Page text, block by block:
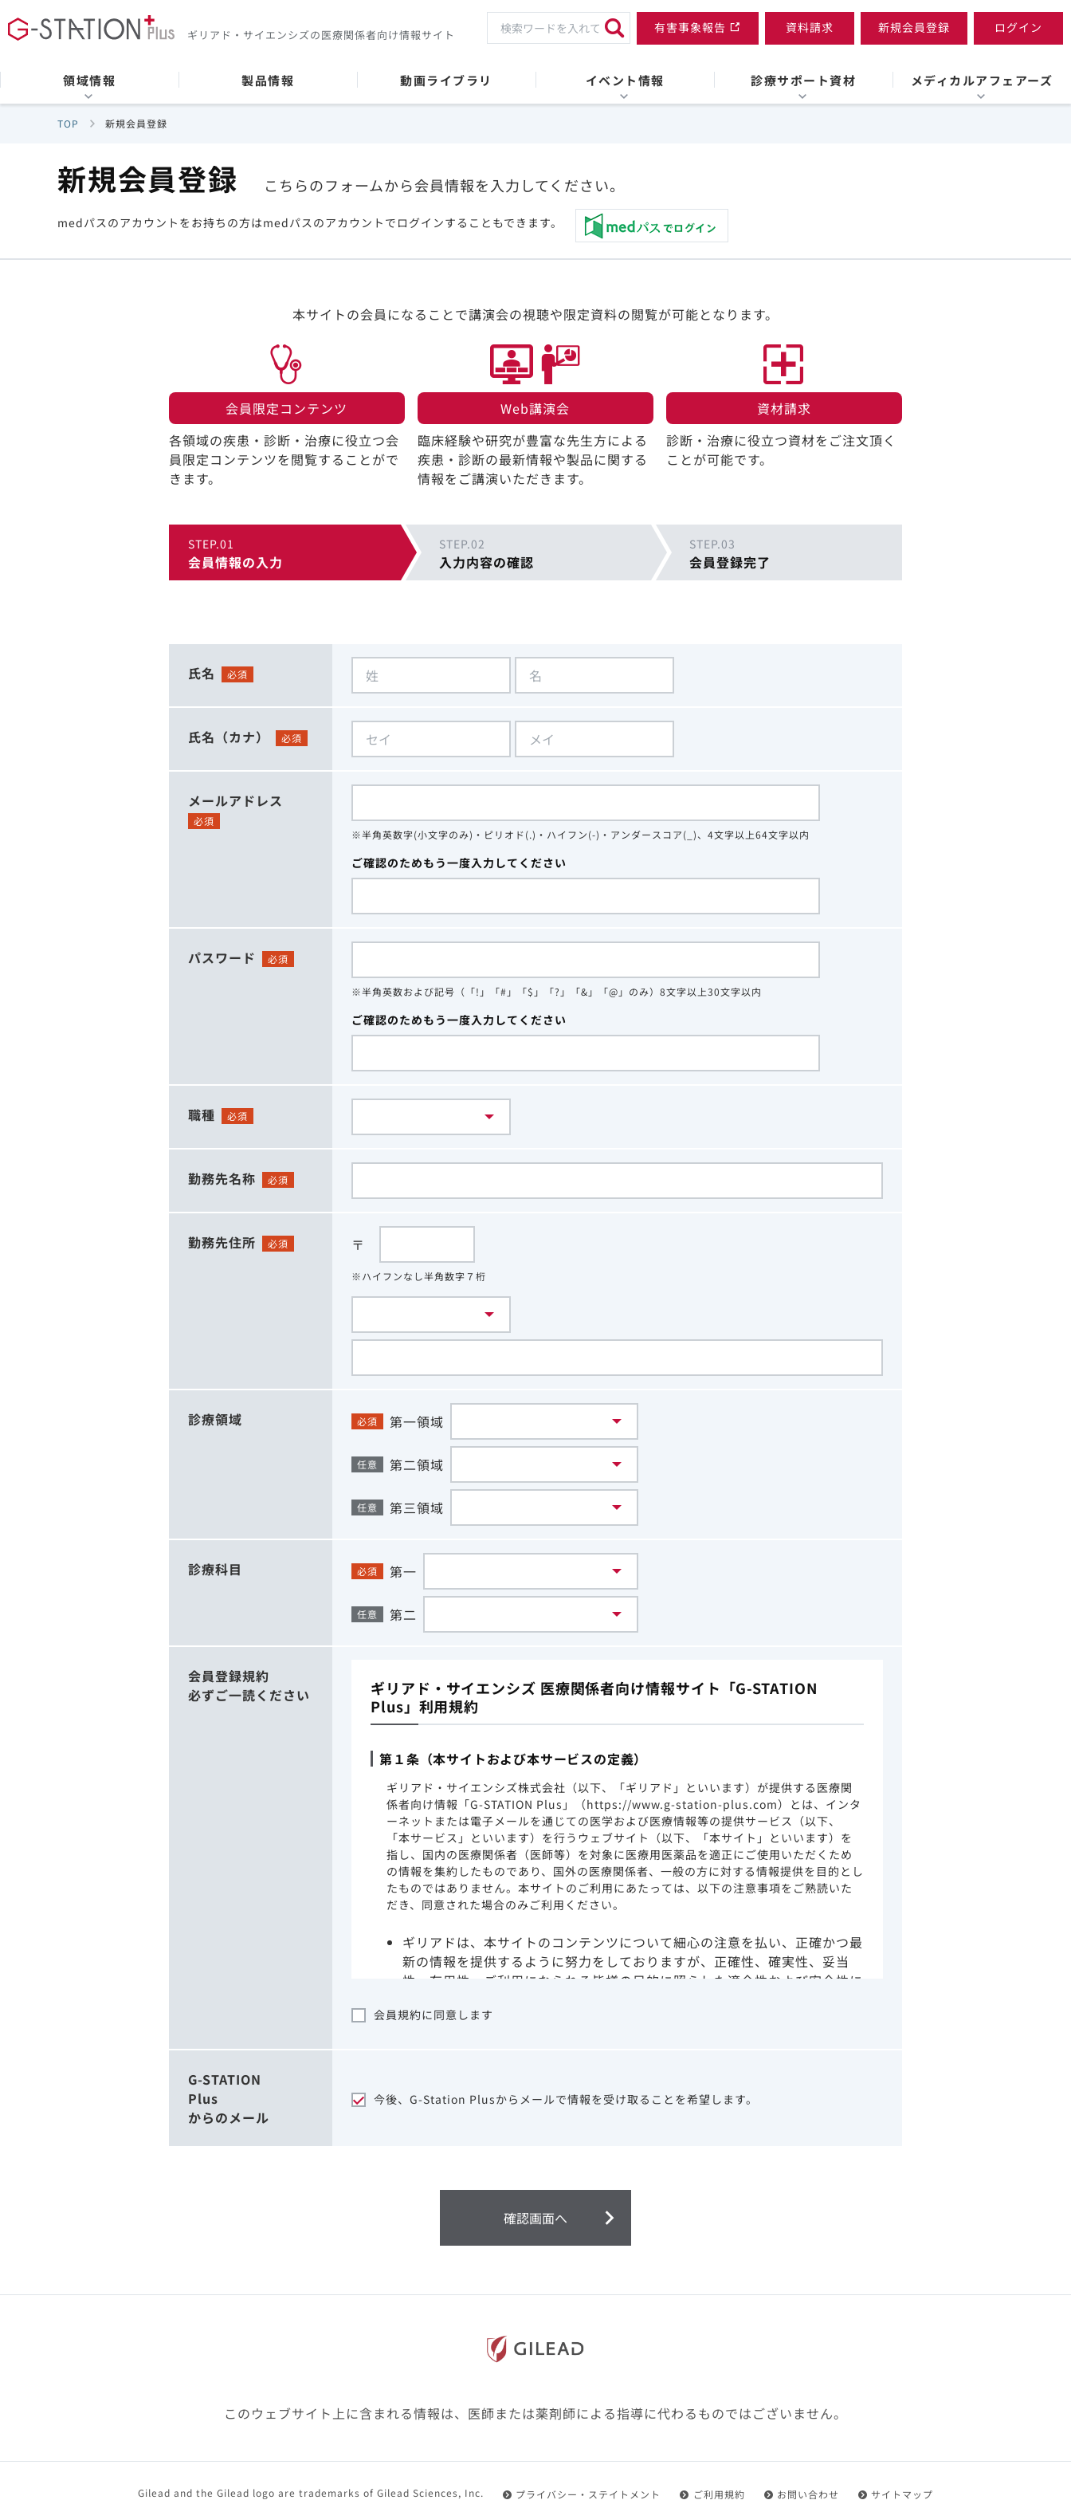
ギリアド・サイエンシズの医療関係者向け情報サイト 有害事象報告 資料請求 新規会員登録 ログイン
領域情報 製品情報 動画ライブラリ イベント情報 診療サポート資材 メディカルアフェアーズ
TOP 新規会員登録
新規会員登録 こちらのフォームから会員情報を入力してください。
medパスのアカウントをお持ちの方はmedパスのアカウントでログインすることもできます。
本サイトの会員になることで講演会の視聴や限定資料の閲覧が可能となります。
会員限定コンテンツ​
各領域の疾患・診断・治療に役立つ会
員限定コンテンツを閲覧することがで
きます。​
Web講演会​
臨床経験や研究が豊富な先生方による
疾患・診断の最新情報や製品に関する
情報をご講演いただきます。
資材請求​
診断・治療に役立つ資材をご注文頂く
ことが可能です。
STEP.01
会員情報の入力
STEP.02
入力内容の確認
STEP.03
会員登録完了
氏名 必須
氏名（カナ） 必須
メールアドレス
必須
※半角英数字(小文字のみ)・ピリオド(.)・ハイフン(-)・アンダースコア(_)、4文字以上64文字以内
ご確認のためもう一度入力してください
パスワード 必須
※半角英数および記号（「!」「#」「$」「?」「&」「@」のみ）8文字以上30文字以内
ご確認のためもう一度入力してください
職種 必須
勤務先名称 必須
勤務先住所 必須 〒
※ハイフンなし半角数字７桁
診療領域 必須 第一領域
任意 第二領域
任意 第三領域
診療科目 必須 第一
任意 第二
会員登録規約
必ずご一読ください
ギリアド・サイエンシズ 医療関係者向け情報サイト「G-STATION
Plus」利用規約
第１条（本サイトおよび本サービスの定義）
ギリアド・サイエンシズ株式会社（以下、「ギリアド」といいます）が提供する医療関
係者向け情報「G-STATION Plus」（https://www.g-station-plus.com）とは、インタ
ーネットまたは電子メールを通じての医学および医療情報等の提供サービス（以下、
「本サービス」といいます）を行うウェブサイト（以下、「本サイト」といいます）を
指し、国内の医療関係者（医師等）を対象に医療用医薬品を適正にご使用いただくため
の情報を集約したものであり、国外の医療関係者、一般の方に対する情報提供を目的とし
たものではありません。本サイトのご利用にあたっては、以下の注意事項をご熟読いた
だき、同意された場合のみご利用ください。
ギリアドは、本サイトのコンテンツについて細心の注意を払い、正確かつ最
新の情報を提供するように努力をしておりますが、正確性、確実性、妥当
性、有用性、ご利用になられる皆様の目的に照らした適合性および安全性に
サイトを利用することまたは利用できなかったことより生じる損害について
本サイト内の情報は、医師その他医療関係者が行なうべきアドバイスやサー
第２条（会員）
1.会員とは、医療関係者の方で、本サービスの利用規約（以下、「本規約」といいます）
4.会員は、設置した機器がギリアドの示す利用環境に適合していない場合や自らの機器の
設定により本サービスの利用ができない場合があることを予め了承するものとします。ま
5.会員は、登録した会員情報に変更が生じた場合には、その都度速やかに本サイト内に設
会員規約に同意します
G-STATION
Plus
からのメール
今後、G-Station Plusからメールで情報を受け取ることを希望します。
確認画面へ
このウェブサイト上に含まれる情報は、医師または薬剤師による指導に代わるものではございません。
Gilead and the Gilead logo are trademarks of Gilead Sciences, Inc. プライバシー・ステイトメント ご利用規約 お問い合わせ サイトマップ